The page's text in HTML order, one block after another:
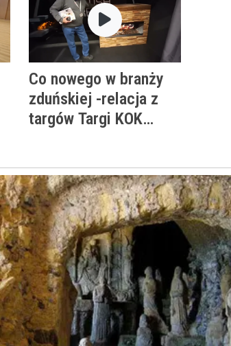
Co nowego w branży
zduńskiej -relacja z
targów Targi KOK